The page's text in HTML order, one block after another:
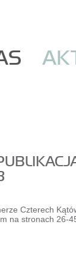
Czterech
na stronach 26-